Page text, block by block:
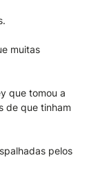
muitas
que tomou a
de que tinham
pelos